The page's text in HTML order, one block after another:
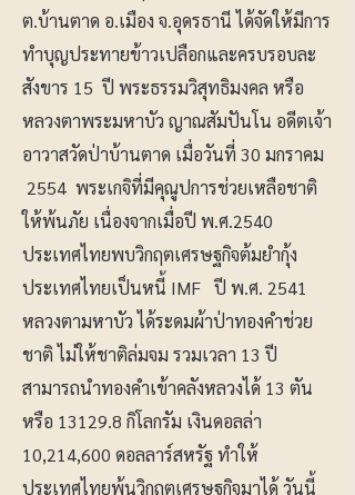
ต.บ้านตาด อ.เมือง จ.อุดรธานี ได้จัดให้มีการ
ทำบุญประทายข้าวเปลือกและครบรอบละ
สังขาร 15 ปี พระธรรมวิสุทธิมงคล หรือ
หลวงตาพระมหาบัว ญาณสัมปันโน อดีตเจ้า
อาวาสวัดป่าบ้านตาด เมื่อวันที่ 30 มกราคม
2554 พระเกจิที่มีคุณูปการช่วยเหลือชาติ
ให้พ้นภัย เนื่องจากเมื่อปี พ.ศ.2540
ประเทศไทยพบวิกฤตเศรษฐกิจต้มยำกุ้ง
ประเทศไทยเป็นหนี้ IMF ปี พ.ศ. 2541
หลวงตามหาบัว ได้ระดมผ้าป่าทองคำช่วย
ชาติ ไม่ให้ชาติล่มจม รวมเวลา 13 ปี
สามารถนำทองคำเข้าคลังหลวงได้ 13 ตัน
หรือ 13129.8 กิโลกรัม เงินดอลล่า
10,214,600 ดอลลาร์สหรัฐ ทำให้
ประเทศไทยพ้นวิกฤตเศรษฐกิจมาได้ วันนี้